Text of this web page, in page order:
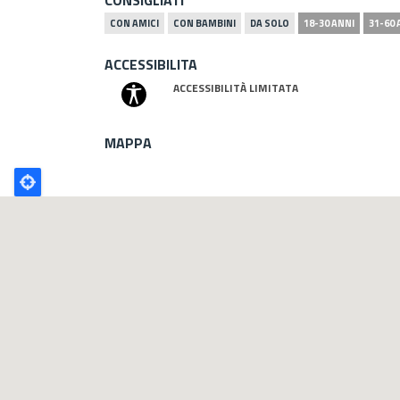
CON AMICI CON BAMBINI DA SOLO 18-30 ANNI 31-60
ACCESSIBILITA
ACCESSIBILITÀ LIMITATA
MAPPA
Poligono
GEO